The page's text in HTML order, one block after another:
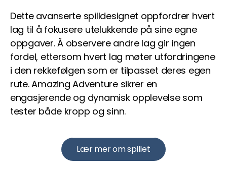
Dette avanserte spilldesignet oppfordrer hvert
lag til å fokusere utelukkende på sine egne
oppgaver. Å observere andre lag gir ingen
fordel, ettersom hvert lag møter utfordringene
i den rekkefølgen som er tilpasset deres egen
rute. Amazing Adventure sikrer en
engasjerende og dynamisk opplevelse som
tester både kropp og sinn.
Lær mer om spillet